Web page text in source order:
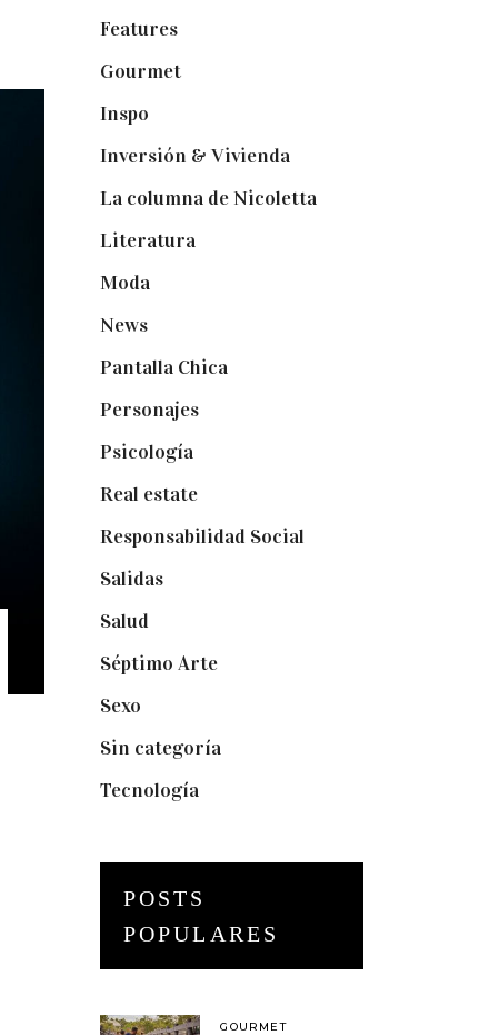
Features(29)
Gourmet(102)
Inspo
Inversión & Vivienda(5)
La columna de Nicoletta(5)
Literatura(1)
Moda(84)
News(24)
Pantalla Chica(22)
Personajes(9)
Psicología(60)
Real estate(7)
Responsabilidad Social
Salidas(16)
Salud
Séptimo Arte(40)
Sexo
Sin categoría(2)
Tecnología(3)
POSTS
POPULARES
GOURMET